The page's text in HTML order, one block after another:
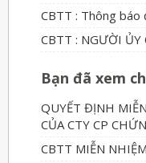
CBTT : Thông
CBTT : NGƯỜI ỦY
Bạn đã xem
QUYẾT ĐỊNH
CỦA CTY CP
CBTT MIỄN